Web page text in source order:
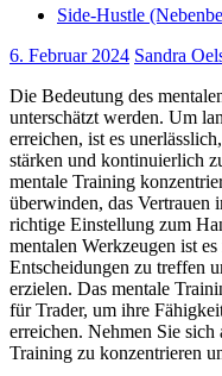
Side-Hustle
6. Februar 2024 Sandra
Die Bedeutung des
unterschätzt werden. Um
erreichen, ist es
stärken und kontinuierlich
mentale Training
überwinden, das Vertrauen
richtige Einstellung zum
mentalen Werkzeugen ist
Entscheidungen zu treffen
erzielen. Das mentale
für Trader, um ihre
erreichen. Nehmen Sie
Training zu konzentrieren